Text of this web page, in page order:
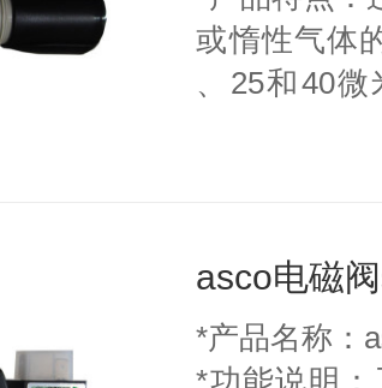
或惰性气体
、25和40微
80°c）。
排水管包括
螺纹端口允
纯度等级。
asco电磁
*产品名称：